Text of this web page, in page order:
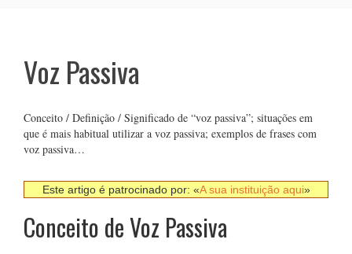
Voz Passiva
Conceito / Definição / Significado de “voz passiva”; situações em
que é mais habitual utilizar a voz passiva; exemplos de frases com
voz passiva…
Este artigo é patrocinado por: «A sua instituição aqui»
Conceito de Voz Passiva